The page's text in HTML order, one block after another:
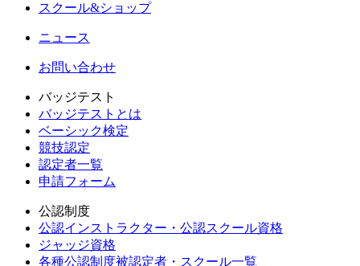
スクール&ショップ
ニュース
お問い合わせ
バッジテスト
バッジテストとは
ベーシック検定
競技認定
認定者一覧
申請フォーム
公認制度
公認インストラクター・公認スクール資格
ジャッジ資格
各種公認制度被認定者・スクール一覧